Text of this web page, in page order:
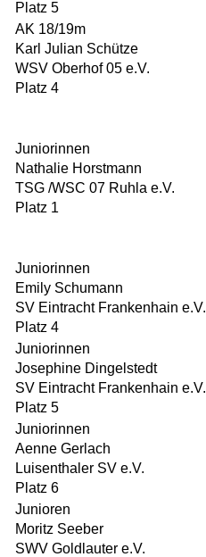
Platz 5
AK 18/19m
Karl Julian Schütze
WSV Oberhof 05 e.V.
Platz 4
Juniorinnen
Nathalie Horstmann
TSG /WSC 07 Ruhla e.V.
Platz 1
Juniorinnen
Emily Schumann
SV Eintracht Frankenhain e.V.
Platz 4
Juniorinnen
Josephine Dingelstedt
SV Eintracht Frankenhain e.V.
Platz 5
Juniorinnen
Aenne Gerlach
Luisenthaler SV e.V.
Platz 6
Junioren
Moritz Seeber
SWV Goldlauter e.V.